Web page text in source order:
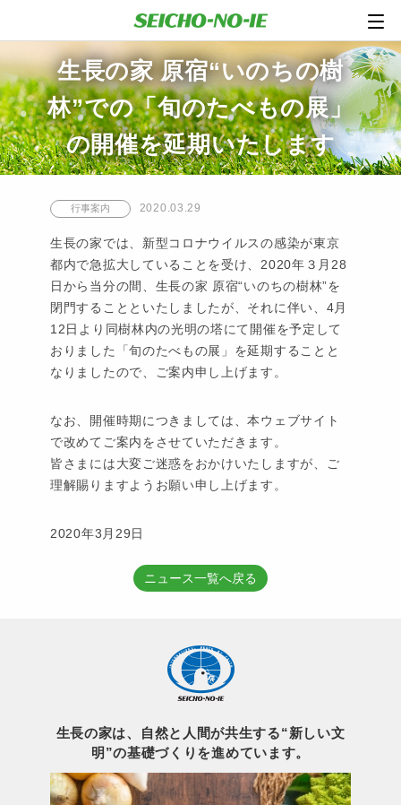
生長の家 原宿“いのちの樹
林”での「旬のたべもの展」
の開催を延期いたします
行事案内 2020.03.29
生長の家では、新型コロナウイルスの感染が東京
都内で急拡大していることを受け、2020年３月28
日から当分の間、生長の家 原宿“いのちの樹林”を
閉門することといたしましたが、それに伴い、4月
12日より同樹林内の光明の塔にて開催を予定して
おりました「旬のたべもの展」を延期することと
なりましたので、ご案内申し上げます。
なお、開催時期につきましては、本ウェブサイト
で改めてご案内をさせていただきます。
皆さまには大変ご迷惑をおかけいたしますが、ご
理解賜りますようお願い申し上げます。
2020年3月29日
ニュース一覧へ戻る
生長の家は、自然と人間が共生する“新しい文
明”の基礎づくりを進めています。